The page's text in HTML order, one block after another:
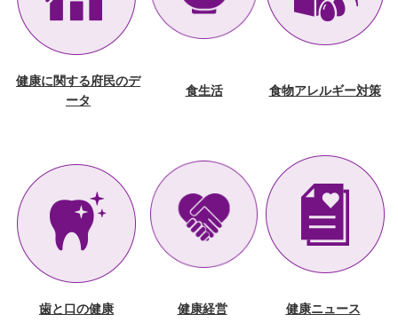
健康に関する府民のデ
ータ
食生活 食物アレルギー対策
歯と口の健康 健康経営 健康ニュース